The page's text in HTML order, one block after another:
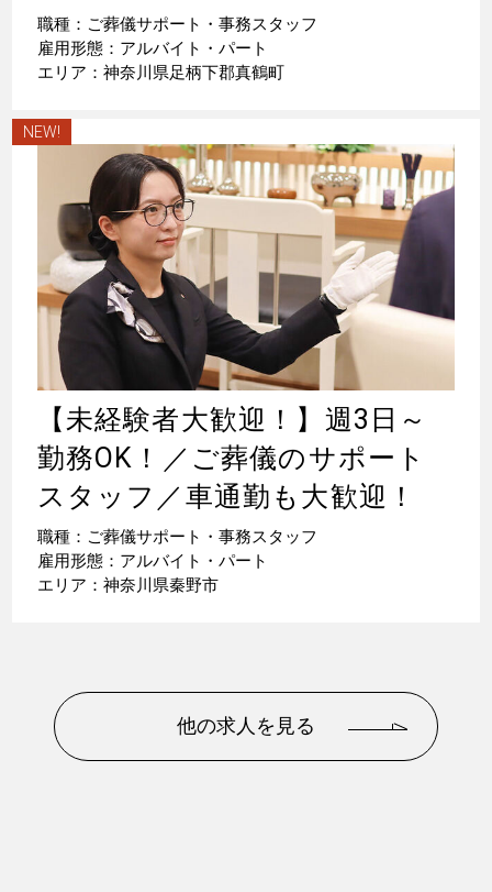
職種：ご葬儀サポート・事務スタッフ
雇用形態：アルバイト・パート
エリア：神奈川県足柄下郡真鶴町
NEW!
【未経験者大歓迎！】週3日～
勤務OK！／ご葬儀のサポート
スタッフ／車通勤も大歓迎！
職種：ご葬儀サポート・事務スタッフ
雇用形態：アルバイト・パート
エリア：神奈川県秦野市
他の求人を見る